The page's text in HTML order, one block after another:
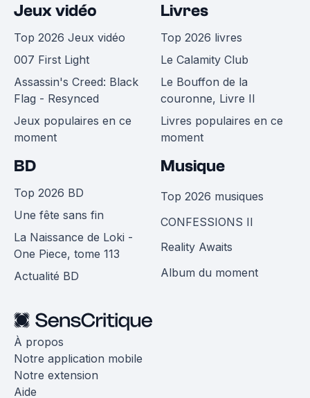
Jeux vidéo
Top 2026 Jeux vidéo
007 First Light
Assassin's Creed: Black
Flag - Resynced
Jeux populaires en ce
moment
Livres
Top 2026 livres
Le Calamity Club
Le Bouffon de la
couronne, Livre II
Livres populaires en ce
moment
BD
Top 2026 BD
Une fête sans fin
La Naissance de Loki -
One Piece, tome 113
Actualité BD
Musique
Top 2026 musiques
CONFESSIONS II
Reality Awaits
Album du moment
À propos
Notre application mobile
Notre extension
Aide